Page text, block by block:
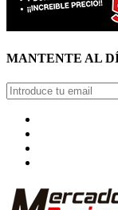
MANTENTE AL